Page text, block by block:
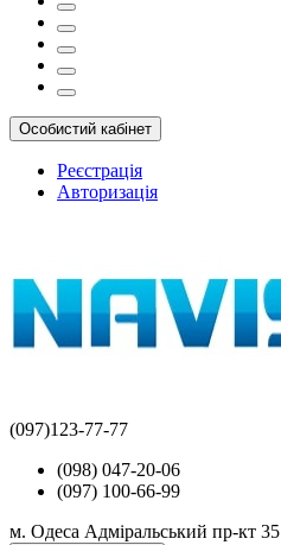
Особистий кабінет
Реєстрація
Авторизація
(097)123-77-77
(098) 047-20-06
(097) 100-66-99
м. Одеса Адміральський пр-кт 35